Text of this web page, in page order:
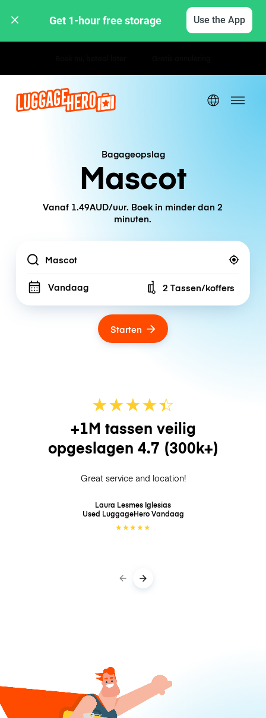
Get 1-hour free storage Use the App
Bagageopslag
Mascot
Vanaf 1.49AUD/uur. Boek in minder dan 2
minuten.
Location
Vandaag Number of bags
2 Tassen/koffers
Starten
★★★★☆
★
+1M tassen veilig
opgeslagen 4.7 (300k+)
Great service and location!
Laura Lesmes Iglesias
Used LuggageHeroVandaag
★★★★★